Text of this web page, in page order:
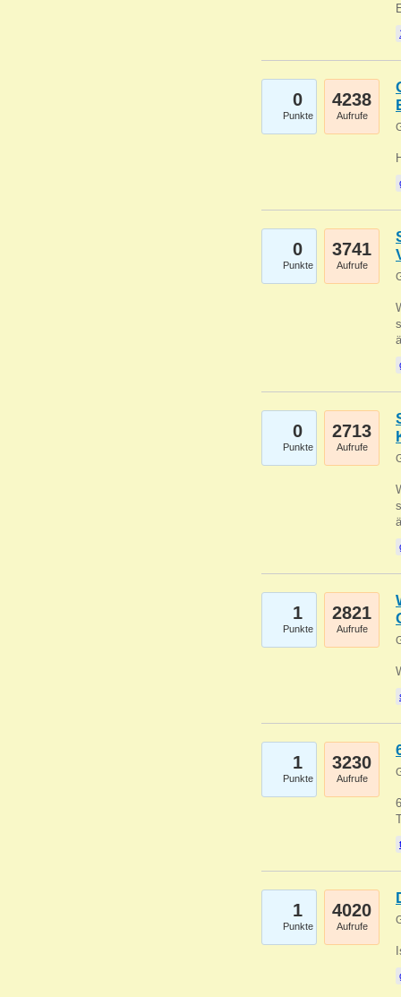
0
Punkte
4238
Aufrufe
0
Punkte
3741
Aufrufe
0
Punkte
2713
Aufrufe
1
Punkte
2821
Aufrufe
1
Punkte
3230
Aufrufe
1
Punkte
4020
Aufrufe